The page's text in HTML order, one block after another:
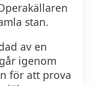
stan.
av en
igenom
för att prova